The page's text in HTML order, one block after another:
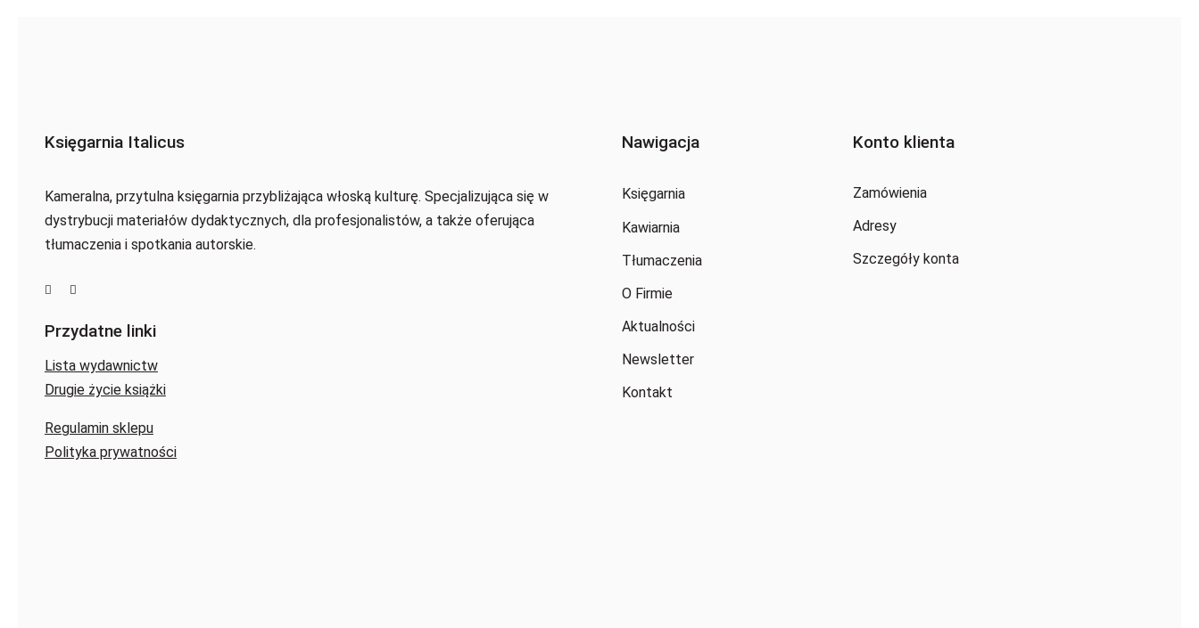
Księgarnia Italicus
Kameralna, przytulna księgarnia przybliżająca włoską kulturę. Specjalizująca się w
dystrybucji materiałów dydaktycznych, dla profesjonalistów, a także oferująca
tłumaczenia i spotkania autorskie.
Przydatne linki
Lista wydawnictw
Drugie życie książki
Regulamin sklepu
Polityka prywatności
Nawigacja
Księgarnia
Kawiarnia
Tłumaczenia
O Firmie
Aktualności
Newsletter
Kontakt
Konto klienta
Zamówienia
Adresy
Szczegóły konta